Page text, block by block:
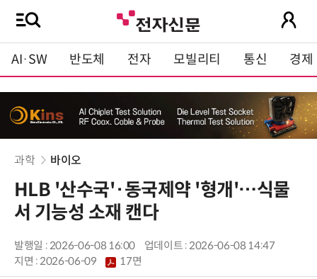
AI·SW 반도체 전자 모빌리티 통신 경제
과학 바이오
HLB '산수국'·동국제약 '형개'…식물
서 기능성 소재 캔다
발행일 : 2026-06-08 16:00
업데이트 : 2026-06-08 14:47
지면 :2026-06-09 17면